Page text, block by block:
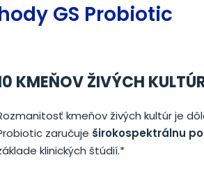
GS Probiotic
KMEŇOV ŽIVÝCH
kmeňov živých kultúr je
zaručuje širokospektrálnu
klinických štúdií.*